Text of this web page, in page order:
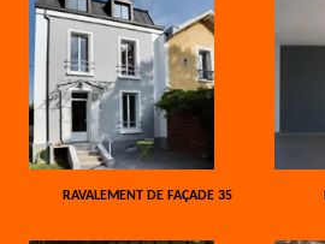
RAVALEMENT DE FAÇADE 35